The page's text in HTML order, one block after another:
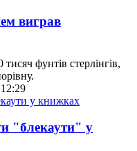
виграв
фунтів стерлінгів,
"блекаути" у